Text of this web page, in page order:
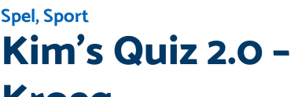
Spel,Sport
Kim’s Quiz 2.0